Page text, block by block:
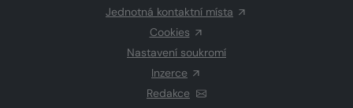
Jednotná kontaktní místa
Cookies
Nastavení soukromí
Inzerce
Redakce